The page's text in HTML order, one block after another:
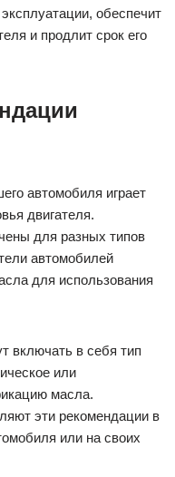
обеспечит
и продлит срок его
автомобиля играет
двигателя.
для разных типов
автомобилей
для использования
включать в себя тип
или
масла.
эти рекомендации в
или на своих